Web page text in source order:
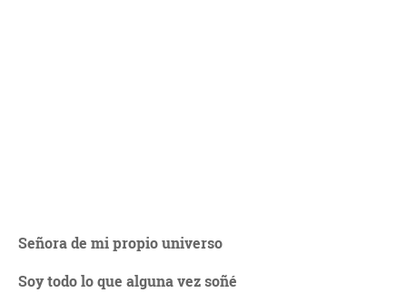
Señora de mi propio universo
Soy todo lo que alguna vez soñé